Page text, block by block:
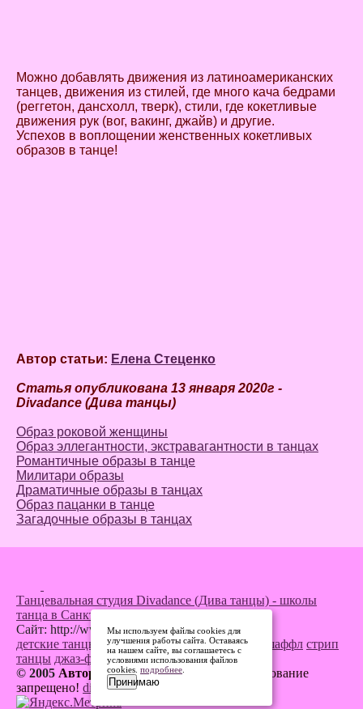
Можно добавлять движения из латиноамериканских
танцев, движения из стилей, где много кача бедрами
(реггетон, дансхолл, тверк), стили, где кокетливые
движения рук (вог, вакинг, джайв) и другие.
Успехов в воплощении женственных кокетливых
образов в танце!
Автор статьи: Елена Стеценко
Статья опубликована 13 января 2020г -
Divadance (Дива танцы)
Образ роковой женщины
Образ эллегантности, экстравагантности в танцах
Романтичные образы в танце
Милитари образы
Драматичные образы в танцах
Образ пацанки в танце
Загадочные образы в танцах
Танцевальная студия Divadance (Дива танцы) - школы
танца в Санкт-Петербурге
Сайт: http://www.divadance.ru
детские танцы
кей-поп танцытанец живота шаффл стрип
танцы джаз-фанки другие
© 2005 Авторские права защищены.
Копирование
запрещено! divaletter@yandex.ru
Мы используем файлы cookies для
улучшения работы сайта. Оставаясь
на нашем сайте, вы соглашаетесь с
условиями использования файлов
cookies. подробнее
Принимаю